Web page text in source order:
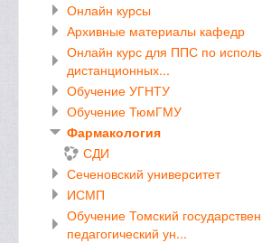
Онлайн курсы
Архивные материалы кафедр
Онлайн курс для ППС по
дистанционных...
Обучение УГНТУ
Обучение ТюмГМУ
Фармакология
СДИ
Сеченовский университет
ИСМП
Обучение Томский
педагогический ун...